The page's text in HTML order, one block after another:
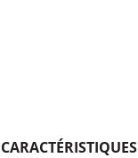
CARACTÉRISTIQUES